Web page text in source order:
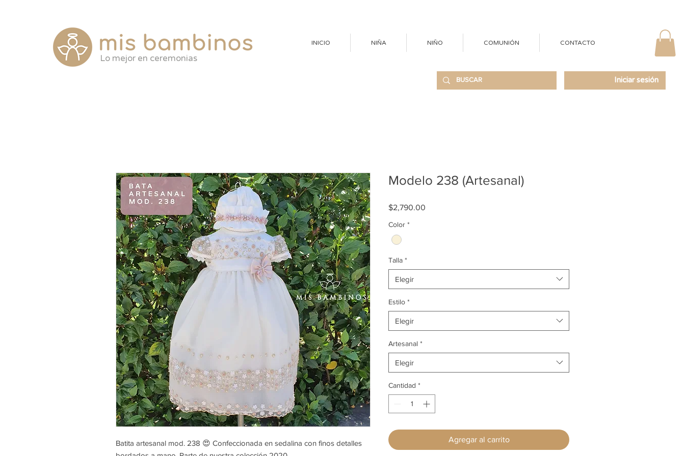
Lo mejor en ceremonias
INICIO NIÑA NIÑO COMUNIÓN CONTACTO
Iniciar sesión
Batita artesanal mod. 238 😍 Confeccionada en sedalina con finos detalles
Modelo 238 (Artesanal)
$2,790.00
Color *
Talla *
Elegir
Estilo *
Elegir
Artesanal *
Elegir
Cantidad *
Agregar al carrito